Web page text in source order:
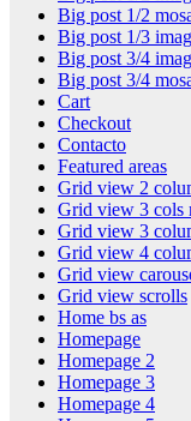
Big post 1/2
Big post 1/3
Big post 3/4
Big post 3/4
Cart
Checkout
Contacto
Featured areas
Grid view 2
Grid view 3 cols
Grid view 3
Grid view 4
Grid view
Grid view scrolls
Home bs as
Homepage
Homepage 2
Homepage 3
Homepage 4